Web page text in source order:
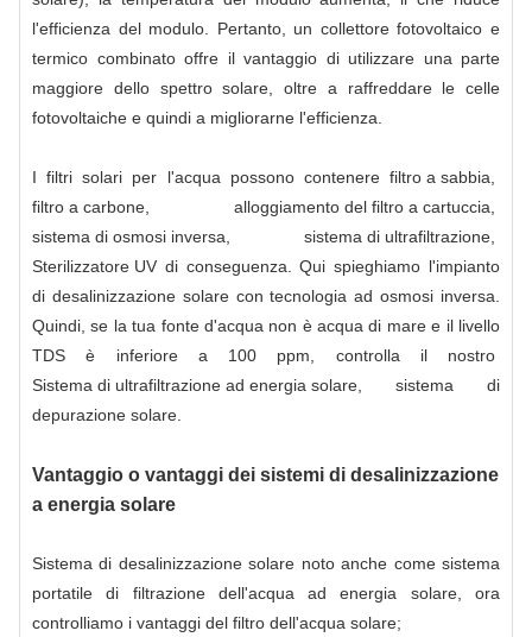
l'efficienza del modulo. Pertanto, un collettore fotovoltaico e
termico combinato offre il vantaggio di utilizzare una parte
maggiore dello spettro solare, oltre a raffreddare le celle
fotovoltaiche e quindi a migliorarne l'efficienza.
I filtri solari per l'acqua possono contenere filtro a sabbia
filtro a carbone
alloggiamento del filtro a cartuccia
sistema di osmosi inversa
sistema di ultrafiltrazione
Sterilizzatore UV di conseguenza. Qui spieghiamo l'impianto
di desalinizzazione solare con tecnologia ad osmosi inversa.
Quindi, se la tua fonte d'acqua non è acqua di mare e il livello
TDS è inferiore a 100 ppm, controlla il nostro
Sistema di ultrafiltrazione ad energia solare , sistema di
depurazione solare.
Vantaggio o vantaggi dei sistemi di desalinizzazione
a energia solare
Sistema di desalinizzazione solare noto anche come sistema
portatile di filtrazione dell'acqua ad energia solare, ora
controlliamo i vantaggi del filtro dell'acqua solare;